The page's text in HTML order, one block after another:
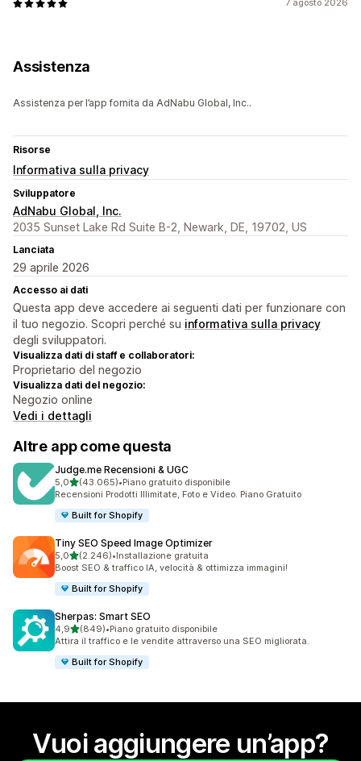
7 agosto 2026
Assistenza
Assistenza per l’app fornita da AdNabu Global, Inc..
Risorse
Informativa sulla privacy
Sviluppatore
AdNabu Global, Inc.
2035 Sunset Lake Rd Suite B-2, Newark, DE, 19702, US
Lanciata
29 aprile 2026
Accesso ai dati
Questa app deve accedere ai seguenti dati per funzionare con
il tuo negozio. Scopri perché su informativa sulla privacy
degli sviluppatori.
Visualizza dati di staff e collaboratori:
Proprietario del negozio
Visualizza dati del negozio:
Negozio online
Vedi i dettagli
Altre app come questa
Judge.me Recensioni & UGC
5,0stelle su 5
(43.065)
43065 recensioni totali
•Piano gratuito disponibile
Recensioni Prodotti Illimitate, Foto e Video. Piano Gratuito
Built for Shopify
Tiny SEO Speed Image Optimizer
5,0stelle su 5
(2.246)
2246 recensioni totali
•Installazione gratuita
Boost SEO & traffico IA, velocità & ottimizza immagini!
Built for Shopify
Sherpas: Smart SEO
4,9stelle su 5
(849)
849 recensioni totali
•Piano gratuito disponibile
Attira il traffico e le vendite attraverso una SEO migliorata.
Built for Shopify
Vuoi aggiungere un’app?